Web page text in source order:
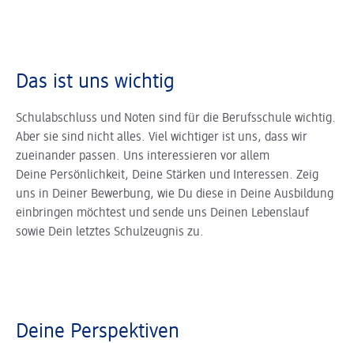
Das ist uns wichtig
Schulabschluss und Noten sind für die Berufsschule wichtig.
Aber sie sind nicht alles. Viel wichtiger ist uns, dass wir
zueinander passen. Uns interessieren vor allem
Deine Persönlichkeit, Deine Stärken und Interessen. Zeig
uns in Deiner Bewerbung, wie Du diese in Deine Ausbildung
einbringen möchtest und sende uns Deinen Lebenslauf
sowie Dein letztes Schulzeugnis zu.
Deine Perspektiven